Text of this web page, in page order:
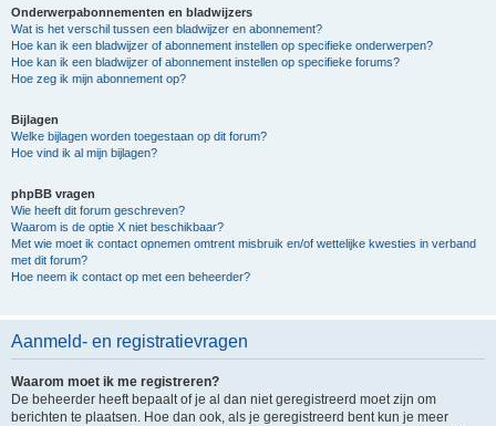
Onderwerpabonnementen en bladwijzers
Wat is het verschil tussen een bladwijzer en abonnement?
Hoe kan ik een bladwijzer of abonnement instellen op specifieke onderwerpen?
Hoe kan ik een bladwijzer of abonnement instellen op specifieke forums?
Hoe zeg ik mijn abonnement op?
Bijlagen
Welke bijlagen worden toegestaan op dit forum?
Hoe vind ik al mijn bijlagen?
phpBB vragen
Wie heeft dit forum geschreven?
Waarom is de optie X niet beschikbaar?
Met wie moet ik contact opnemen omtrent misbruik en/of wettelijke kwesties in verband
met dit forum?
Hoe neem ik contact op met een beheerder?
Aanmeld- en registratievragen
Waarom moet ik me registreren?
De beheerder heeft bepaalt of je al dan niet geregistreerd moet zijn om
berichten te plaatsen. Hoe dan ook, als je geregistreerd bent kun je meer